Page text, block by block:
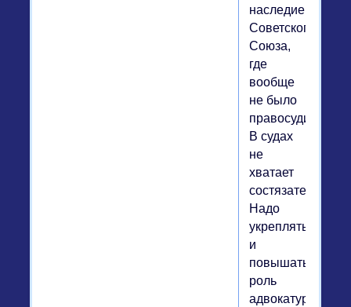
наследие
Советского
Союза,
где
вообще
не было
правосудия.
В судах
не
хватает
Надо
укреплять
и
повышать
роль
адвокатуры.